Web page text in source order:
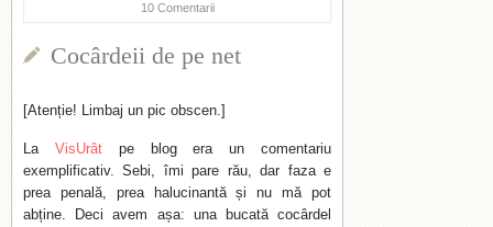
10 Comentarii
Cocârdeii de pe net
[Atenție! Limbaj un pic obscen.]
La VisUrât pe blog era un comentariu
exemplificativ. Sebi, îmi pare rău, dar faza e
prea penală, prea halucinantă și nu mă pot
abține. Deci avem așa: una bucată cocârdel